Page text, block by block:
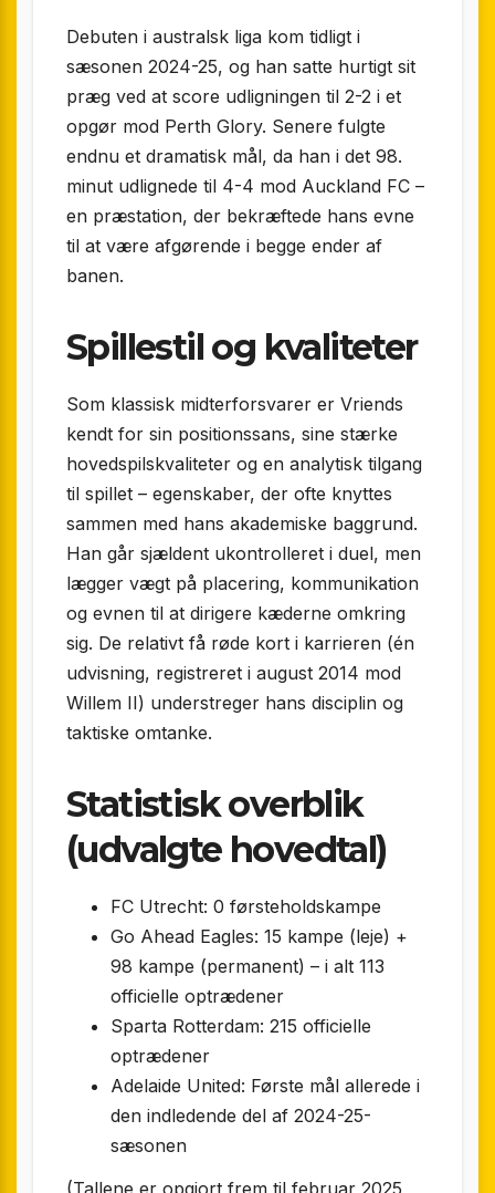
Debuten i australsk liga kom tidligt i
sæsonen 2024-25, og han satte hurtigt sit
præg ved at score udligningen til 2-2 i et
opgør mod Perth Glory. Senere fulgte
endnu et dramatisk mål, da han i det 98.
minut udlignede til 4-4 mod Auckland FC –
en præstation, der bekræftede hans evne
til at være afgørende i begge ender af
banen.
Spillestil og kvaliteter
Som klassisk midterforsvarer er Vriends
kendt for sin positionssans, sine stærke
hovedspilskvaliteter og en analytisk tilgang
til spillet – egenskaber, der ofte knyttes
sammen med hans akademiske baggrund.
Han går sjældent ukontrolleret i duel, men
lægger vægt på placering, kommunikation
og evnen til at dirigere kæderne omkring
sig. De relativt få røde kort i karrieren (én
udvisning, registreret i august 2014 mod
Willem II) understreger hans disciplin og
taktiske omtanke.
Statistisk overblik
(udvalgte hovedtal)
FC Utrecht: 0 førsteholdskampe
Go Ahead Eagles: 15 kampe (leje) +
98 kampe (permanent) – i alt 113
officielle optrædener
Sparta Rotterdam: 215 officielle
optrædener
Adelaide United: Første mål allerede i
den indledende del af 2024-25-
sæsonen